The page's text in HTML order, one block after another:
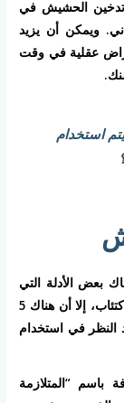
الحشيش في
ويمكن أن يزيد
عقلية في وقت
استخدام
بعض الأدلة التي
تشير إلى أن الحشيش قد تمتلك خصائص مضادة للاكتئاب، إلا أن هناك 5
النظر في استخدام
باسم “المتلازمة